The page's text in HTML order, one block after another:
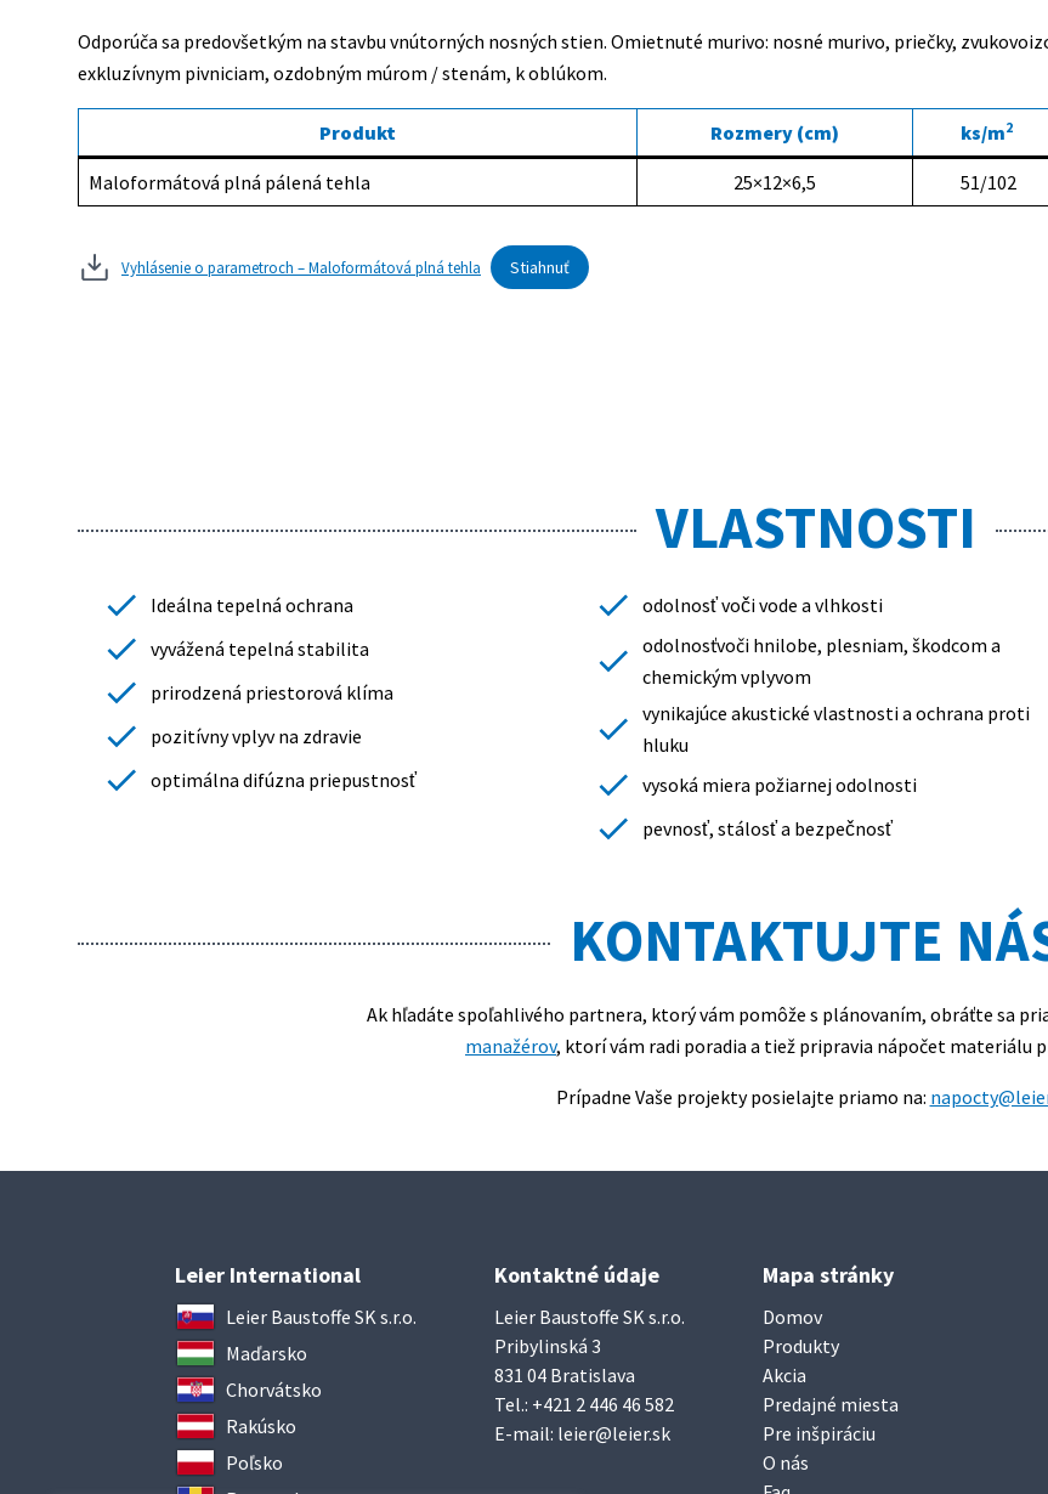
Odporúča sa predovšetkým na stavbu vnútorných nosných stien. Omietnuté murivo: nosné murivo, priečky,
exkluzívnym pivniciam, ozdobným múrom / stenám, k oblúkom.
Produkt Rozmery (cm) ks/m2
Maloformátová plná pálená tehla 25×12×6,5 51/102
Vyhlásenie o parametroch – Maloformátová plná tehla Stiahnuť
VLASTNOSTI
Ideálna tepelná ochrana
vyvážená tepelná stabilita
prirodzená priestorová klíma
pozitívny vplyv na zdravie
optimálna difúzna priepustnosť
odolnosť voči vode a vlhkosti
odolnosťvoči hnilobe, plesniam, škodcom a
chemickým vplyvom
vynikajúce akustické vlastnosti a ochrana proti
hluku
vysoká miera požiarnej odolnosti
pevnosť, stálosť a bezpečnosť
KONTAKTUJTE
Ak hľadáte spoľahlivého partnera, ktorý vám pomôže s plánovaním, obráťte sa
manažérov, ktorí vám radi poradia a tiež pripravia nápočet materiálu
Prípadne Vaše projekty posielajte priamo na:
Leier International
Leier Baustoffe SK s.r.o.
Maďarsko
Chorvátsko
Rakúsko
Poľsko
Kontaktné údaje
Leier Baustoffe SK s.r.o.
Pribylinská 3
831 04 Bratislava
Tel.: +421 2 446 46 582
E-mail: leier@leier.sk
Mapa stránky
Domov
Produkty
Akcia
Predajné miesta
Pre inšpiráciu
O nás